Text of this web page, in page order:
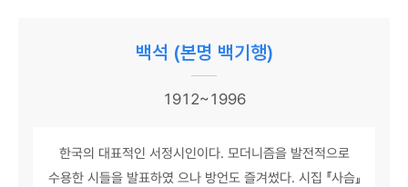
백석 (본명 백기행)
1912~1996
한국의 대표적인 서정시인이다. 모더니즘을 발전적으로
수용한 시들을 발표하였 으나 방언도 즐겨썼다. 시집 『사슴』